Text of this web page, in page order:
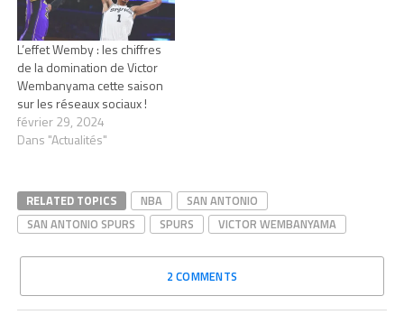
L’effet Wemby : les chiffres
de la domination de Victor
Wembanyama cette saison
sur les réseaux sociaux !
février 29, 2024
Dans "Actualités"
RELATED TOPICS NBA
SAN ANTONIO
SAN ANTONIO SPURS
SPURS VICTOR WEMBANYAMA
2 COMMENTS